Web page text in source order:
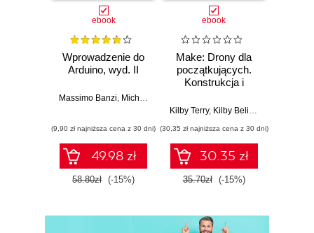
Sponsor
Przedsiębiorca
Przedstawienie postaw
właściciela produktu
Błędnie rozumiane postawy
właściciela produktu
Ekspedient
Pisarz historyjek
Menedżer projektu
Ekspert dziedzinowy
Portier
właściciela produktu
ebook
Wprowadzenie do
Arduino, wyd. II
Massimo Banzi, Michael Shiloh
(9,90 zł najniższa cena z 30 dni)
49.98 zł
58.80zł (-15%)
ebook
Make: Drony dla
początkujących.
Konstrukcja i
własnego
Kilby Terry, Kilby Belinda
(30,35 zł najniższa cena z 30 dni)
30.35 zł
35.70zł (-15%)